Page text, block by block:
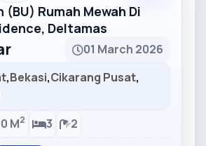
(BU) Rumah Mewah Di
Deltamas
01 March 2026
,Bekasi,Cikarang Pusat,
M2 3 2